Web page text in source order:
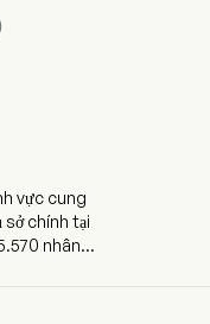
vực cung
chính tại
nhân